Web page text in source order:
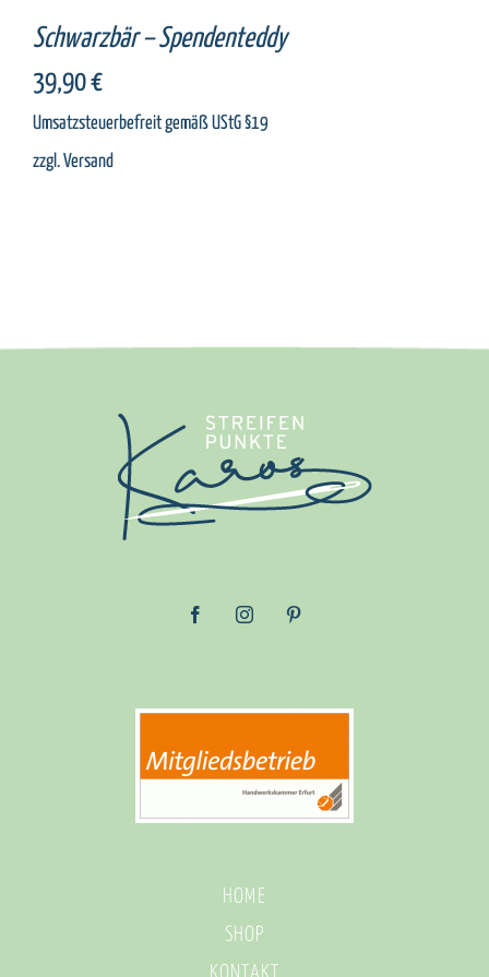
Schwarzbär – Spendenteddy
39,90€
Umsatzsteuerbefreit gemäß UStG §19
zzgl.Versand
HOME
SHOP